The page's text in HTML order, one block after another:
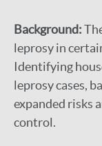
Background:
leprosy in
Identifying
leprosy cases,
expanded risks
control.